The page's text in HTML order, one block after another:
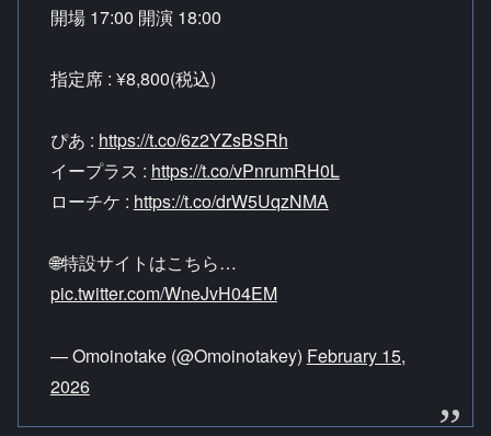
開場 17:00 開演 18:00
指定席 : ¥8,800(税込)
ぴあ : https://t.co/6z2YZsBSRh
イープラス : https://t.co/vPnrumRH0L
ローチケ : https://t.co/drW5UqzNMA
🌐特設サイトはこちら…
pic.twitter.com/WneJvH04EM
— Omoinotake (@Omoinotakey) February 15,
2026